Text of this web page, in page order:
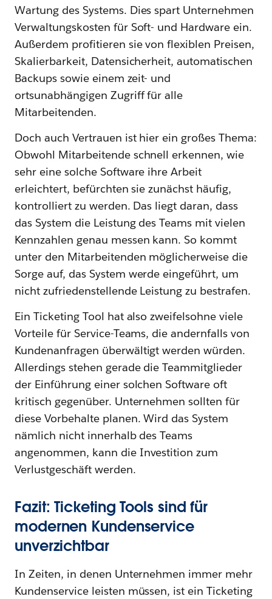
Wartung des Systems. Dies spart Unternehmen
Verwaltungskosten für Soft- und Hardware ein.
Außerdem profitieren sie von flexiblen Preisen,
Skalierbarkeit, Datensicherheit, automatischen
Backups sowie einem zeit- und
ortsunabhängigen Zugriff für alle
Mitarbeitenden.
Doch auch Vertrauen ist hier ein großes Thema:
Obwohl Mitarbeitende schnell erkennen, wie
sehr eine solche Software ihre Arbeit
erleichtert, befürchten sie zunächst häufig,
kontrolliert zu werden. Das liegt daran, dass
das System die Leistung des Teams mit vielen
Kennzahlen genau messen kann. So kommt
unter den Mitarbeitenden möglicherweise die
Sorge auf, das System werde eingeführt, um
nicht zufriedenstellende Leistung zu bestrafen.
Ein Ticketing Tool hat also zweifelsohne viele
Vorteile für Service-Teams, die andernfalls von
Kundenanfragen überwältigt werden würden.
Allerdings stehen gerade die Teammitglieder
der Einführung einer solchen Software oft
kritisch gegenüber. Unternehmen sollten für
diese Vorbehalte planen. Wird das System
nämlich nicht innerhalb des Teams
angenommen, kann die Investition zum
Verlustgeschäft werden.
Fazit: Ticketing Tools sind für
modernen Kundenservice
unverzichtbar
In Zeiten, in denen Unternehmen immer mehr
Kundenservice leisten müssen, ist ein Ticketing